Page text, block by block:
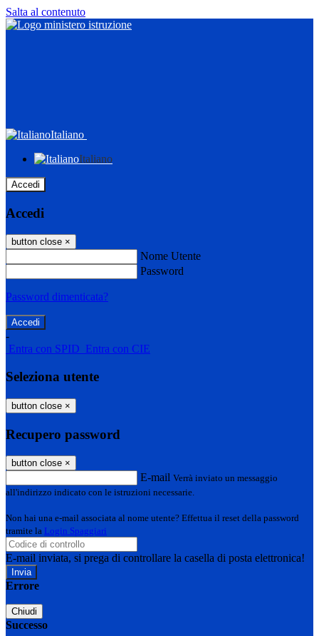
Salta al contenuto
Italiano
Italiano
Accedi
Accedi
button close ×
Nome Utente
Password
Password dimenticata?
-
Entra con SPID Entra con CIE
Seleziona utente
button close ×
Recupero password
button close ×
E-mail Verrà inviato un messaggio
all'indirizzo indicato con le istruzioni necessarie.
Non hai una e-mail associata al nome utente? Effettua il reset della password
tramite la Login Spaggiari
E-mail inviata, si prega di controllare la casella di posta elettronica!
Errore
Chiudi
Successo